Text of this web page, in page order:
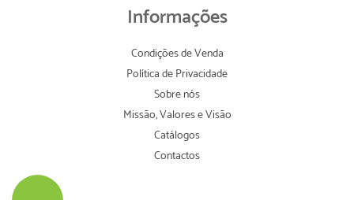
Informações
Condições de Venda
Política de Privacidade
Sobre nós
Missão, Valores e Visão
Catálogos
Contactos